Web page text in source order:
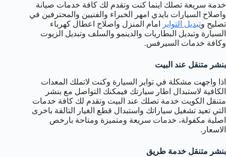
خدمة سريعة تصلك اينما كنت وتقدم لك كافة خدمات صيانة
واصلاح السيارات بايدي امهر الخبراء والفنيين والمحترفين في
تصليح وتبديل التواير
امام المنزل واصلاح اعطال كهرباء
السيارة وتبديل البطاريات والدينمو والسلف وتبديل الزيوت
وكافة خدمات السيرفس.
بنشر متنقل عند البيت
اذا واجهت مشكلة في تواير السيارة وكنت لاتملك المعدات
الكافية لاستبدال اطار سيارتك فيمكنك التواصل مع بنشر
متنقل الكويت خدمة تصلك عند البيت وتقدم لك كافة خدمات
التي تعيد تشغيل سياراتك واستبدال قطع الغيار التالفة باخرى
اصلية مكفولة، خدمات سريعة ومتميزة ومتاحة بارخص
الاسعار.
بنشر متنقل خدمة طريق